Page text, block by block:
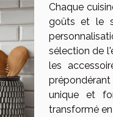
Chaque
goûts et le
sélection de
les
unique et
transformé